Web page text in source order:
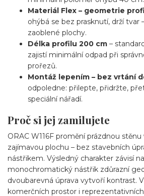
Materiál Flex – geometrie
ohýbá se bez prasknutí, drží tvar
zaoblené plochy.
Délka profilu 200 cm –
zajistí minimální odpad při
prořezů.
Montáž lepením – bez vrtání
odpoledne: přilepte, přidržte,
speciální nářadí.
Proč si jej zamilujete
ORAC W116F promění prázdnou
zajímavou plochu – bez stavebních
nástřikem. Výsledný charakter závisí
monochromatický nástřik zdůrazní
dvoubarevná úprava vytvoří kontrast.
komerčních prostor i